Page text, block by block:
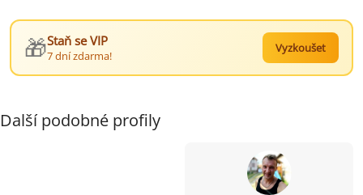
🎁Staň se VIP
7 dní zdarma!
Vyzkoušet
Další podobné profily